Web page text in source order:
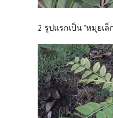
2 รูปแรกเป็น "หมุยเล็